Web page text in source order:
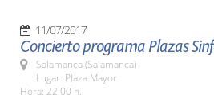
11/07/2017
Concierto programa Plazas
Salamanca (Salamanca)
Lugar: Plaza Mayor
Hora: 22:00 h.